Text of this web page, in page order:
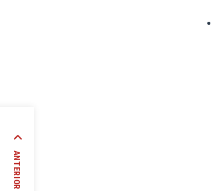
ANTERIOR